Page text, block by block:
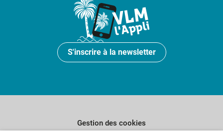
S'inscrire à la newsletter
Gestion des cookies